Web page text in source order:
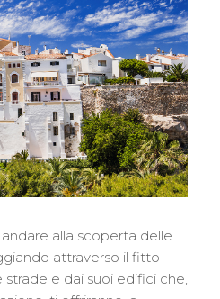
alla scoperta delle
attraverso il fitto
e dai suoi edifici che,